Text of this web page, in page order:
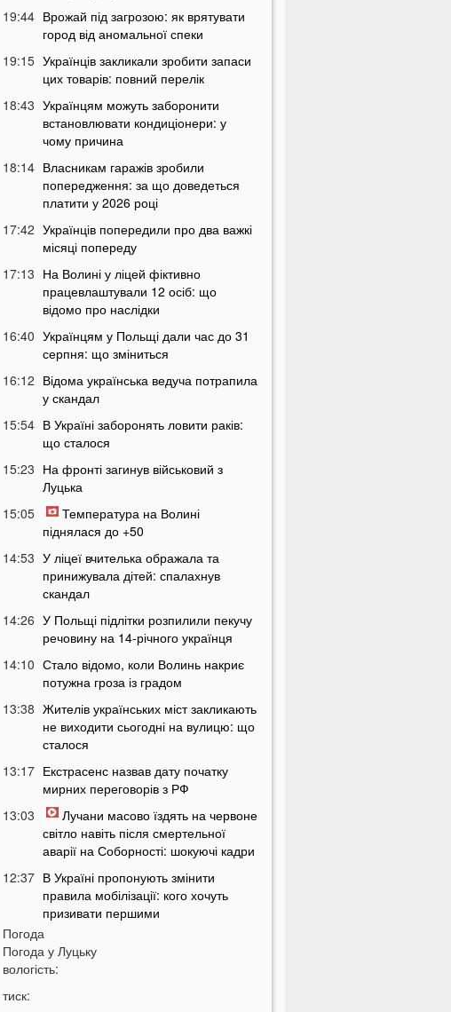
19:44 Врожай під загрозою: як врятувати
город від аномальної спеки
19:15 Українців закликали зробити запаси
цих товарів: повний перелік
18:43 Українцям можуть заборонити
встановлювати кондиціонери: у
чому причина
18:14 Власникам гаражів зробили
попередження: за що доведеться
платити у 2026 році
17:42 Українців попередили про два важкі
місяці попереду
17:13 На Волині у ліцей фіктивно
працевлаштували 12 осіб: що
відомо про наслідки
16:40 Українцям у Польщі дали час до 31
серпня: що зміниться
16:12 Відома українська ведуча потрапила
у скандал
15:54 В Україні заборонять ловити раків:
що сталося
15:23 На фронті загинув військовий з
Луцька
15:05
Температура на Волині
піднялася до +50
14:53 У ліцеї вчителька ображала та
принижувала дітей: спалахнув
скандал
14:26 У Польщі підлітки розпилили пекучу
речовину на 14-річного українця
14:10 Стало відомо, коли Волинь накриє
потужна гроза із градом
13:38 Жителів українських міст закликають
не виходити сьогодні на вулицю: що
сталося
13:17 Екстрасенс назвав дату початку
мирних переговорів з РФ
13:03
Лучани масово їздять на червоне
світло навіть після смертельної
аварії на Соборності: шокуючі кадри
12:37 В Україні пропонують змінити
правила мобілізації: кого хочуть
призивати першими
12:08 Ціна здивує українців: чи буде
пальне по 100 гривень за літр
Погода
Погода у Луцьку
вологість:
тиск: